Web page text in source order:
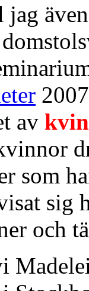
av
som
sig
och